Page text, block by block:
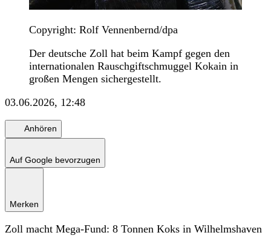
Copyright: Rolf Vennenbernd/dpa
Der deutsche Zoll hat beim Kampf gegen den
internationalen Rauschgiftschmuggel Kokain in
großen Mengen sichergestellt.
03.06.2026, 12:48
Anhören
Auf Google bevorzugen
Merken
Zoll macht Mega-Fund: 8 Tonnen Koks in Wilhelmshaven